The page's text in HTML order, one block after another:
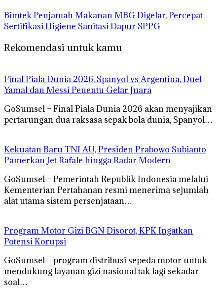
Bimtek Penjamah Makanan MBG Digelar, Percepat
Sertifikasi Higiene Sanitasi Dapur SPPG
Rekomendasi untuk kamu
Final Piala Dunia 2026, Spanyol vs Argentina, Duel
Yamal dan Messi Penentu Gelar Juara
GoSumsel – Final Piala Dunia 2026 akan menyajikan
pertarungan dua raksasa sepak bola dunia, Spanyol…
Kekuatan Baru TNI AU, Presiden Prabowo Subianto
Pamerkan Jet Rafale hingga Radar Modern
GoSumsel – Pemerintah Republik Indonesia melalui
Kementerian Pertahanan resmi menerima sejumlah
alat utama sistem persenjataan…
Program Motor Gizi BGN Disorot, KPK Ingatkan
Potensi Korupsi
GoSumsel – program distribusi sepeda motor untuk
mendukung layanan gizi nasional tak lagi sekadar
soal…